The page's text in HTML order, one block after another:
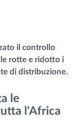
il controllo
rotte e ridotto i
di distribuzione.
le
l'Africa